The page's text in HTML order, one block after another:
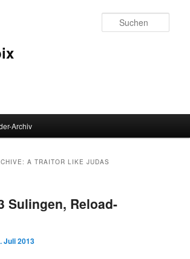
Archiv
A TRAITOR LIKE JUDAS
Sulingen, Reload-
Juli 2013